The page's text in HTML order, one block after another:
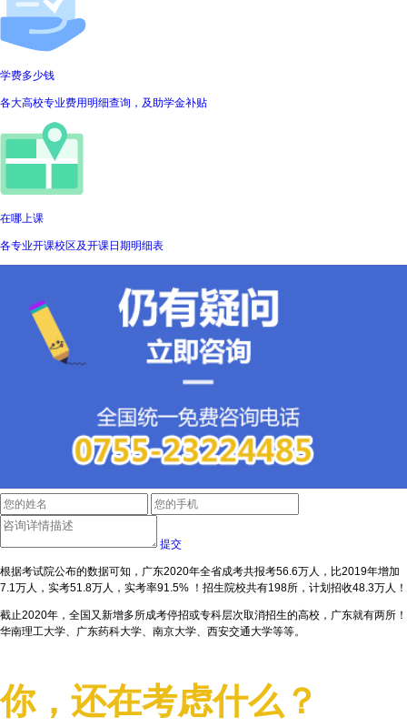
学费多少钱
各大高校专业费用明细查询，及助学金补贴
在哪上课
各专业开课校区及开课日期明细表
提交
根据考试院公布的数据可知，广东2020年全省成考共报考56.6万人，比2019年增加
7.1万人，实考51.8万人，实考率91.5% ！招生院校共有198所，计划招收48.3万人！
截止2020年，全国又新增多所成考停招或专科层次取消招生的高校，广东就有两所！
华南理工大学、广东药科大学、南京大学、西安交通大学等等。
你，还在考虑什么？